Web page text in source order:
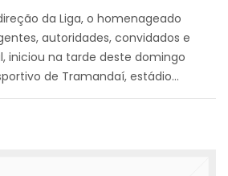
da Liga, o homenageado
autoridades, convidados e
iniciou na tarde deste domingo
de Tramandaí, estádio...